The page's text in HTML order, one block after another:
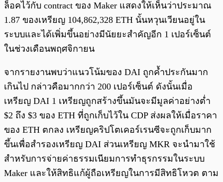
ล็อคไว้กับ contract ของ Maker แสดงให้เห็นว่าประมาณ
1.87 ของเหรียญ 104,862,328 ETH นั้นหวุนเวียนอยู่ใน
ระบบและได้เพิ่มขึ้นอย่างมีนัยยะสำคัญอีก 1 เปอร์เซ็นต์
ในช่วงเดือนพฤศจิกายน
จากรายงานพบว่าแนวโน้มของ DAI ถูกค้ำประกันมาก
เกินไป กล่าวคือมากกว่า 200 เปอร์เซ็นต์ ดังนั้นเมื่อ
เหรียญ DAI 1 เหรียญถูกสร้างขึ้นมันจะมีมูลค่าอย่างต่ำ
$2 ถึง $3 ของ ETH ที่ถูกเก็บไว้ใน CDP ส่งผลให้เมื่อราคา
ของ ETH ตกลง เหรียญคริปโตเคอร์เรนซีจะถูกเก็บมาก
ขึ้นเพื่อสำรองเหรียญ DAI ส่วนเหรียญ MKR จะนำมาใช้
สำหรับการจ่ายค่าธรรมเนียมการทำธุรกรรมในระบบ
Maker และให้สิทธิแก้ผู้ถือเหรียญในการมีสิทธิโหวต ตาม